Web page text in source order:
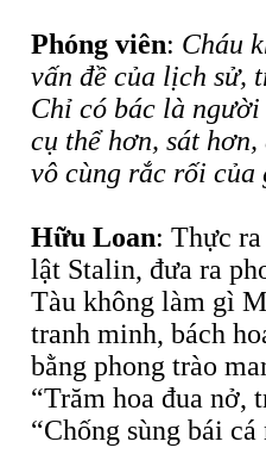
Phóng viên: Cháu
vấn đề của lịch sử,
Chỉ có bác là
cụ thể hơn, sát
vô cùng rắc rối
Hữu Loan: Thực
lật Stalin, đưa ra
Tàu không làm gì
tranh minh, bách
bằng phong trào
“Trăm hoa đua nở,
“Chống sùng bái cá